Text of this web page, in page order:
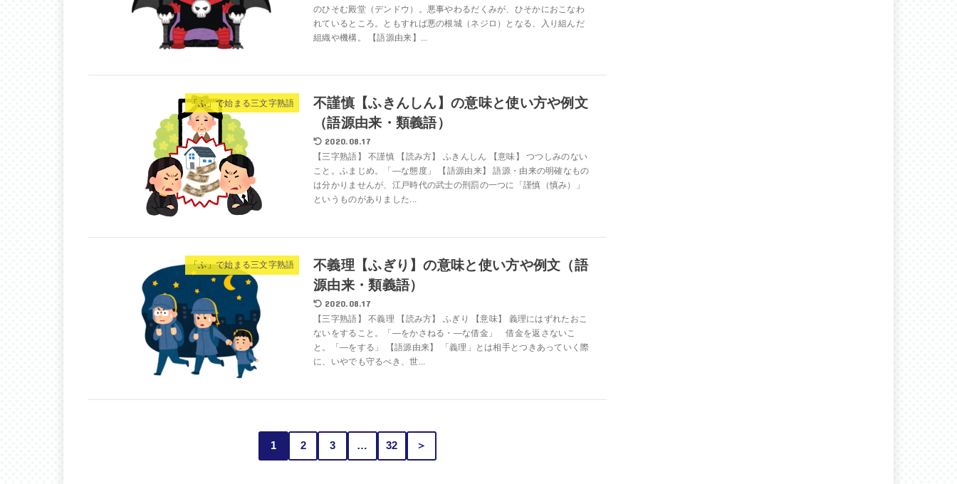
のひそむ殿堂（デンドウ）。悪事やわるだくみが、ひそかにおこなわ
れているところ。ともすれば悪の根城（ネジロ）となる、入り組んだ
組織や機構。 【語源由来】...
「ふ」で始まる三文字熟語
不謹慎【ふきんしん】の意味と使い方や例文
（語源由来・類義語）
2020.08.17
【三字熟語】 不謹慎 【読み方】 ふきんしん 【意味】 つつしみのない
こと。ふまじめ。「―な態度」 【語源由来】 語源・由来の明確なもの
は分かりませんが、江戸時代の武士の刑罰の一つに「謹慎（慎み）」
というものがありました...
「ふ」で始まる三文字熟語
不義理【ふぎり】の意味と使い方や例文（語
源由来・類義語）
2020.08.17
【三字熟語】 不義理 【読み方】 ふぎり 【意味】 義理にはずれたおこ
ないをすること。「―をかさねる・―な借金」 借金を返さないこ
と。「―をする」 【語源由来】 「義理」とは相手とつきあっていく際
に、いやでも守るべき、世...
1 2 3 … 32 ＞